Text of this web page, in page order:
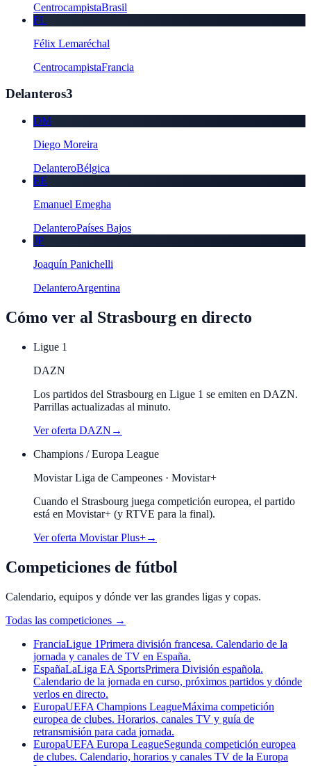
CentrocampistaBrasil
FL
Félix Lemaréchal
CentrocampistaFrancia
Delanteros3
DM
Diego Moreira
DelanteroBélgica
EE
Emanuel Emegha
DelanteroPaíses Bajos
JP
Joaquín Panichelli
DelanteroArgentina
Cómo ver al Strasbourg en directo
Ligue 1
DAZN
Los partidos del Strasbourg en Ligue 1 se emiten en DAZN.
Parrillas actualizadas al minuto.
Ver oferta DAZN →
Champions / Europa League
Movistar Liga de Campeones · Movistar+
Cuando el Strasbourg juega competición europea, el partido
está en Movistar+ (y RTVE para la final).
Ver oferta Movistar Plus+→
Competiciones de fútbol
Calendario, equipos y dónde ver las grandes ligas y copas.
Todas las competiciones →
FranciaLigue 1Primera división francesa. Calendario de la
jornada y canales de TV en España.
EspañaLaLiga EA SportsPrimera División española.
Calendario de la jornada en curso, próximos partidos y dónde
verlos en directo.
EuropaUEFA Champions LeagueMáxima competición
europea de clubes. Horarios, canales TV y guía de
retransmisión para cada jornada.
EuropaUEFA Europa LeagueSegunda competición europea
de clubes. Calendario, horarios y canales TV de la Europa